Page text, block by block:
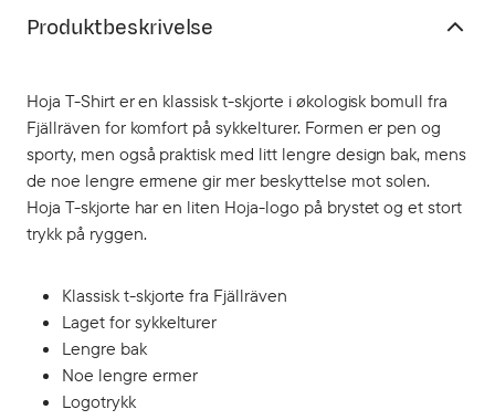
Produktbeskrivelse
Hoja T-Shirt er en klassisk t-skjorte i økologisk bomull fra
Fjällräven for komfort på sykkelturer. Formen er pen og
sporty, men også praktisk med litt lengre design bak, mens
de noe lengre ermene gir mer beskyttelse mot solen.
Hoja T-skjorte har en liten Hoja-logo på brystet og et stort
trykk på ryggen.
Klassisk t-skjorte fra Fjällräven
Laget for sykkelturer
Lengre bak
Noe lengre ermer
Logotrykk